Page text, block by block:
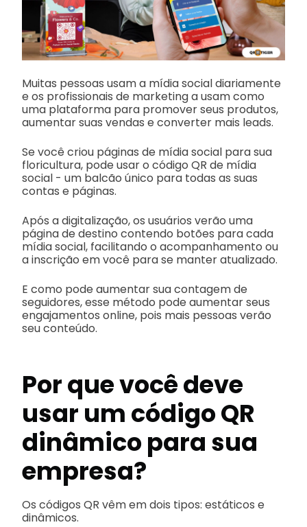
Muitas pessoas usam a mídia social diariamente
e os profissionais de marketing a usam como
uma plataforma para promover seus produtos,
aumentar suas vendas e converter mais leads.
Se você criou páginas de mídia social para sua
floricultura, pode usar o código QR de mídia
social - um balcão único para todas as suas
contas e páginas.
Após a digitalização, os usuários verão uma
página de destino contendo botões para cada
mídia social, facilitando o acompanhamento ou
a inscrição em você para se manter atualizado.
E como pode aumentar sua contagem de
seguidores, esse método pode aumentar seus
engajamentos online, pois mais pessoas verão
seu conteúdo.
Por que você deve
usar um código QR
dinâmico para sua
empresa?
Os códigos QR vêm em dois tipos: estáticos e
dinâmicos.